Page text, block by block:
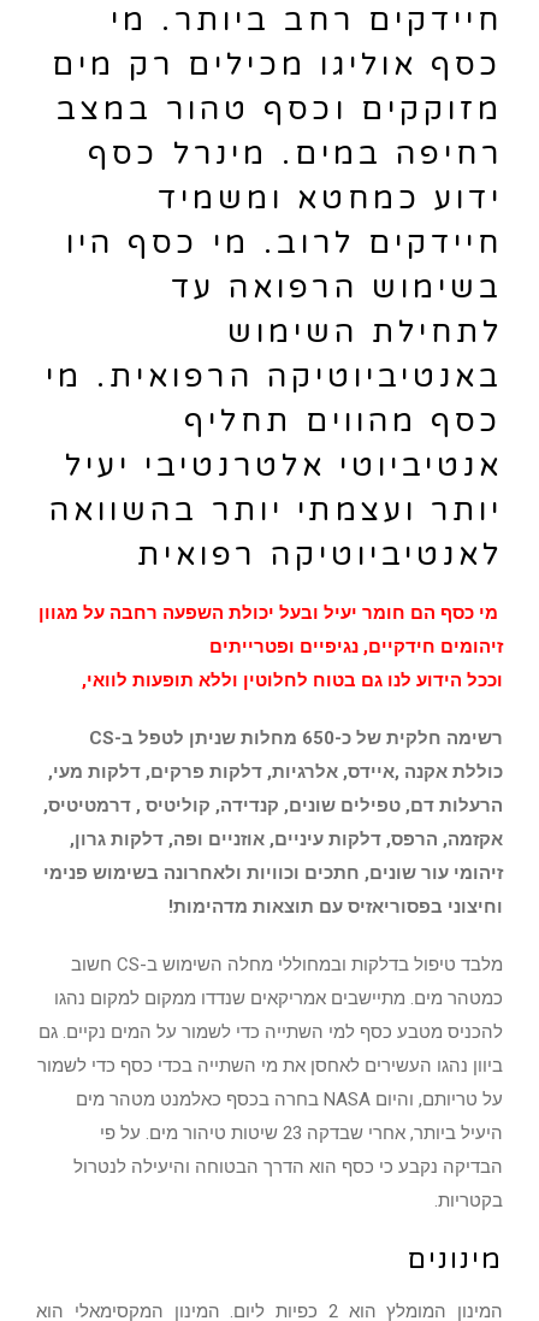
חיידקים רחב ביותר. מי
כסף אוליגו מכילים רק מים
מזוקקים וכסף טהור במצב
רחיפה במים. מינרל כסף
ידוע כמחטא ומשמיד
חיידקים לרוב. מי כסף היו
בשימוש הרפואה עד
לתחילת השימוש
באנטיביוטיקה הרפואית. מי
כסף מהווים תחליף
אנטיביוטי אלטרנטיבי יעיל
יותר ועצמתי יותר בהשוואה
לאנטיביוטיקה רפואית
מי כסף הם חומר יעיל ובעל יכולת השפעה רחבה על מגוון
זיהומים חידקיים, נגיפיים ופטרייתים
וככל הידוע לנו גם בטוח לחלוטין וללא תופעות לוואי,
רשימה חלקית של כ-650 מחלות שניתן לטפל ב-CS
כוללת אקנה ,איידס, אלרגיות, דלקות פרקים, דלקות מעי,
הרעלות דם, טפילים שונים, קנדידה, קוליטיס , דרמטיטיס,
אקזמה, הרפס, דלקות עיניים, אוזניים ופה, דלקות גרון,
זיהומי עור שונים, חתכים וכוויות ולאחרונה בשימוש פנימי
וחיצוני בפסוריאזיס עם תוצאות מדהימות!
מלבד טיפול בדלקות ובמחוללי מחלה השימוש ב-CS חשוב
כמטהר מים. מתיישבים אמריקאים שנדדו ממקום למקום נהגו
להכניס מטבע כסף למי השתייה כדי לשמור על המים נקיים. גם
ביוון נהגו העשירים לאחסן את מי השתייה בכדי כסף כדי לשמור
על טריותם, והיום NASA בחרה בכסף כאלמנט מטהר מים
היעיל ביותר, אחרי שבדקה 23 שיטות טיהור מים. על פי
הבדיקה נקבע כי כסף הוא הדרך הבטוחה והיעילה לנטרול
בקטריות.
מינונים
המינון המומלץ הוא 2 כפיות ליום. המינון המקסימאלי הוא